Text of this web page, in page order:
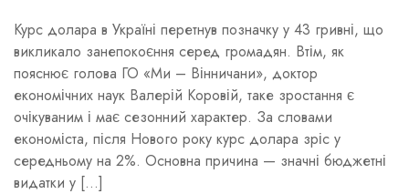
Курс долара в Україні перетнув позначку у 43 гривні, що
викликало занепокоєння серед громадян. Втім, як
пояснює голова ГО «Ми – Вінничани», доктор
економічних наук Валерій Коровій, таке зростання є
очікуваним і має сезонний характер. За словами
економіста, після Нового року курс долара зріс у
середньому на 2%. Основна причина — значні бюджетні
видатки у […]